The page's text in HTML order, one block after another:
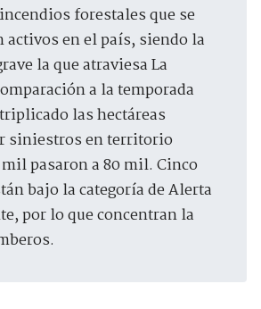
activos en el país, siendo la
la que atraviesa La
a la temporada
las hectáreas
siniestros en territorio
pasaron a 80 mil. Cinco
bajo la categoría de Alerta
por lo que concentran la